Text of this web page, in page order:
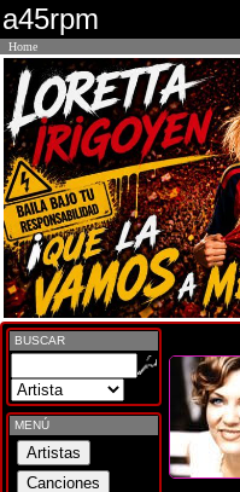
a45rpm
Home
BUSCAR
MENÚ